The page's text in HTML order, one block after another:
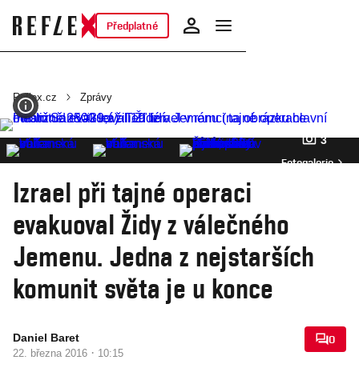
Předplatné
Reflex.cz Zprávy
3
Fotogalerie
Izrael při tajné operaci
evakuoval Židy z válečného
Jemenu. Jedna z nejstarších
komunit světa je u konce
Daniel Baret
22. března 2016 · 10:15
0